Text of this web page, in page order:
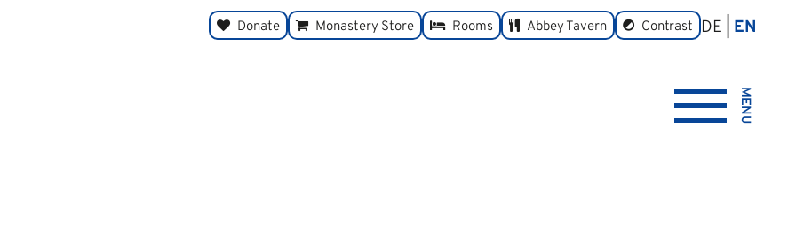
Donate Monastery Store Rooms Abbey Tavern Contrast toggle
DE EN
MENU